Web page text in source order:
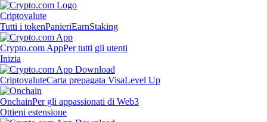
Criptovalute
Tutti i tokenPanieriEarnStaking
Crypto.com AppPer tutti gli utenti
Inizia
CriptovaluteCarta prepagata VisaLevel Up
OnchainPer gli appassionati di Web3
Ottieni estensione